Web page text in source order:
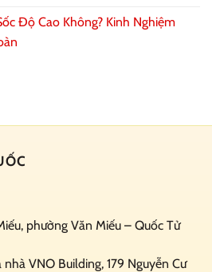
Độ Cao Không? Kinh Nghiệm
phường Văn Miếu – Quốc Tử
nhà VNO Building, 179 Nguyễn Cư